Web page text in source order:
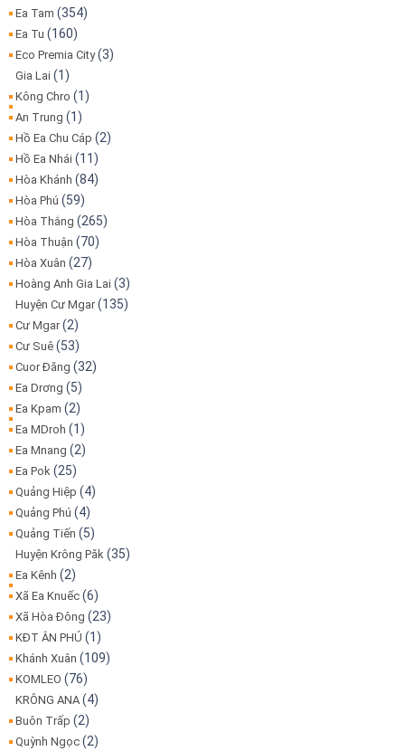
Ea Tam (354)
Ea Tu (160)
Eco Premia City(3)
Gia Lai (1)
Kông Chro (1)
An Trung (1)
Hồ Ea Chu Cáp (2)
Hồ Ea Nhái (11)
Hòa Khánh (84)
Hòa Phú (59)
Hòa Thắng (265)
Hòa Thuận (70)
Hòa Xuân (27)
Hoàng Anh Gia Lai (3)
Huyện Cư Mgar(135)
Cư Mgar(2)
Cư Suê (53)
Cuor Đăng (32)
Ea Drơng (5)
Ea Kpam (2)
Ea MDroh (1)
Ea Mnang (2)
Ea Pok (25)
Quảng Hiệp (4)
Quảng Phú (4)
Quảng Tiến (5)
Huyện Krông Păk (35)
Ea Kênh (2)
Xã Ea Knuếc (6)
Xã Hòa Đông (23)
KĐT ÂN PHÚ (1)
Khánh Xuân (109)
KOMLEO (76)
KRÔNG ANA (4)
Buôn Trấp (2)
Quỳnh Ngọc (2)